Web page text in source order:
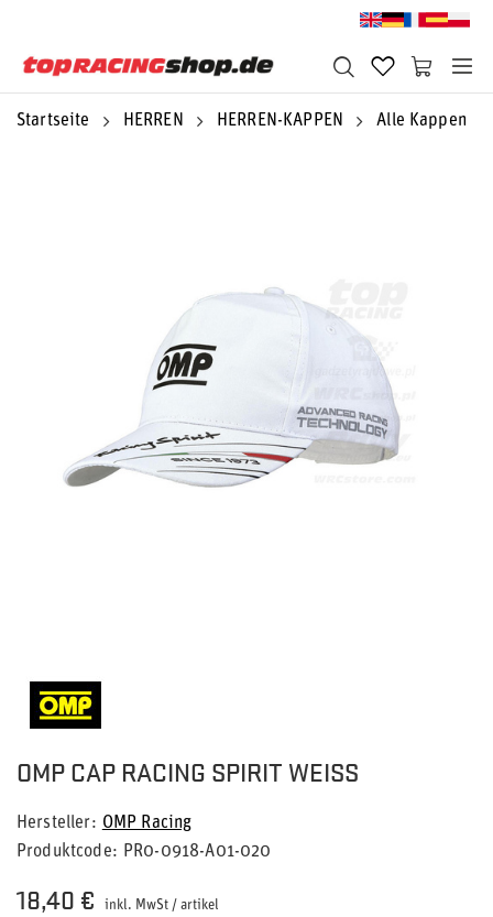
Startseite HERREN HERREN-KAPPEN Alle Kappen
OMP CAP RACING SPIRIT WEISS
Hersteller
OMP Racing
Produktcode
PR0-0918-A01-020
18,40 € inkl. MwSt / artikel